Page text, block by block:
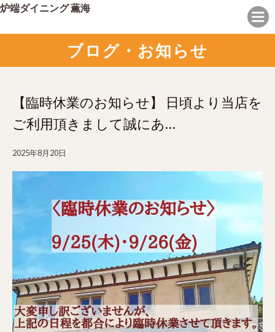
炉端ダイニング 薫海
ブログ・お知らせ
【臨時休業のお知らせ】 日頃より当店を
ご利用頂きまして誠にあ…
2025年8月20日